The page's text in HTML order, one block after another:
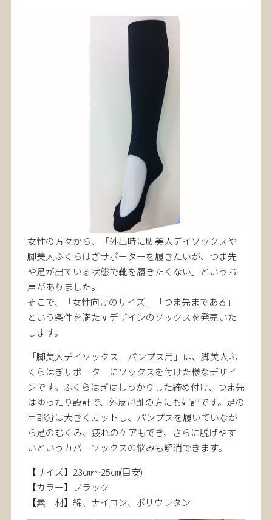
女性の方々から、「外出時に脚美人デイソックスや
脚美人ふくらはぎサポーターを履きたいが、つま先
や足が出ている状態で靴を履きたくない」というお
声がありました。
そこで、「女性向けのサイズ」「つま先まである」
という条件を満たすデザインのソックスを発売いた
します。
「脚美人デイソックス パンプス用」は、脚美人ふ
くらはぎサポーターにソックスを付けた様なデザイ
ンです。ふくらはぎはしっかりした締め付け、つま先
はゆったり設計で、外反母趾の方にも好評です。足の
甲部分は大きくカットし、パンプスを履いていなが
ら足のむくみ、疲れのケアもでき、さらに脱げやす
いというカバーソックスの悩みも解消できます。
【サイズ】23㎝～25㎝(目安)
【カラー】ブラック
【素 材】綿、ナイロン、ポリウレタン